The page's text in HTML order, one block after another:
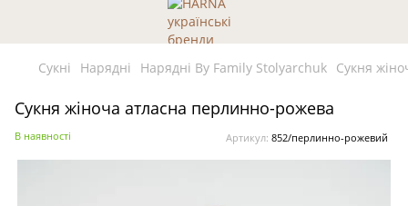
Сукні Нарядні Нарядні By Family Stolyarchuk Сукня
Сукня жіноча атласна перлинно-рожева
В наявності Артикул: 852/перлинно-рожевий